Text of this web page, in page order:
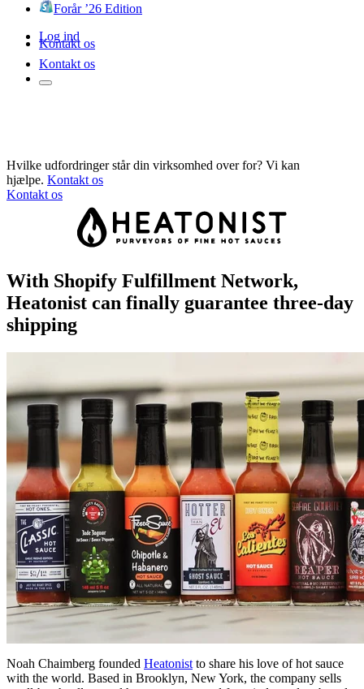
Forår ’26 Edition
Log ind
Kontakt os
Kontakt os
Hvilke udfordringer står din virksomhed over for? Vi kan
hjælpe. Kontakt os
Kontakt os
With Shopify Fulfillment Network,
Heatonist can finally guarantee three-day
shipping
Noah Chaimberg founded Heatonist to share his love of hot sauce
with the world. Based in Brooklyn, New York, the company sells